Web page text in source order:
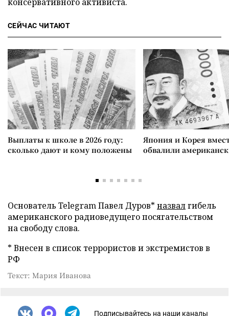
СЕЙЧАС ЧИТАЮТ
Выплаты к школе в 2026 году:
сколько дают и кому положены
Япония и Корея
обвалили
Основатель Telegram Павел Дуров* назвалгибель
американского радиоведущего посягательством
на свободу слова.
* Внесен в список террористов и экстремистов в
РФ
Текст: Мария Иванова
Подписывайтесь на наши каналы